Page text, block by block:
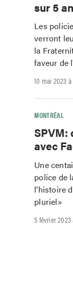
sur 5
Les
verront
la
faveur de
10 mai 2023
MONTRÉAL
avec
Une
police de
l’histoire
pluriel»
5 février 2023